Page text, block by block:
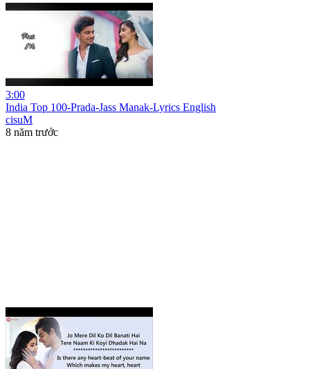
3:00
India Top 100-Prada-Jass Manak-Lyrics English
cisuM
8 năm trước